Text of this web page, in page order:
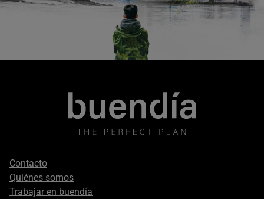
Footer
secondary
Contacto
Quiénes somos
Trabajar en buendía